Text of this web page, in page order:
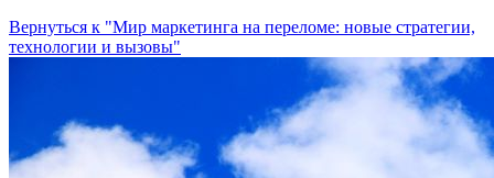
Вернуться к "Мир маркетинга на переломе: новые стратегии,
технологии и вызовы"